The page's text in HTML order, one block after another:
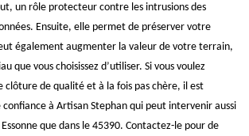
un rôle protecteur contre les intrusions des
Ensuite, elle permet de préserver votre
également augmenter la valeur de votre terrain,
que vous choisissez d’utiliser. Si vous voulez
clôture de qualité et à la fois pas chère, il est
à Artisan Stephan qui peut intervenir aussi
que dans le 45390. Contactez-le pour de